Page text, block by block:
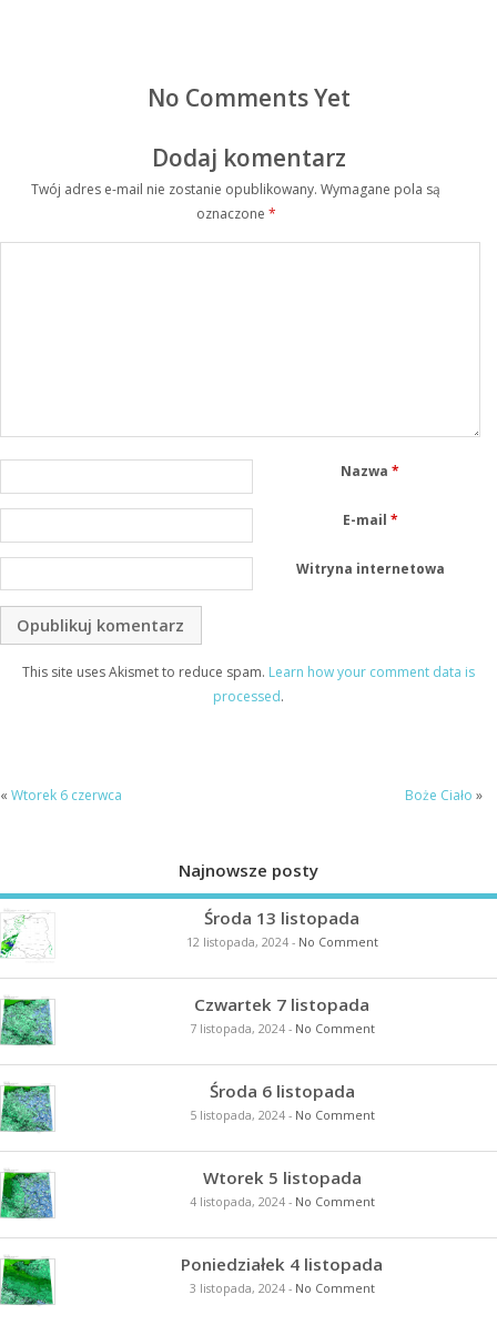
No Comments Yet
Dodaj komentarz
Twój adres e-mail nie zostanie opublikowany. Wymagane pola są
oznaczone *
Nazwa*
E-mail *
Witryna internetowa
This site uses Akismet to reduce spam. Learn how your comment data is
processed.
« Wtorek 6 czerwca Boże Ciało »
Najnowsze posty
Środa 13 listopada
12 listopada, 2024- No Comment
Czwartek 7 listopada
7 listopada, 2024- No Comment
Środa 6 listopada
5 listopada, 2024- No Comment
Wtorek 5 listopada
4 listopada, 2024- No Comment
Poniedziałek 4 listopada
3 listopada, 2024- No Comment